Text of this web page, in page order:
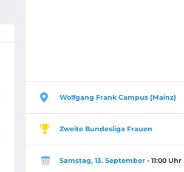
Wolfgang Frank Campus (Mainz)
Zweite Bundesliga Frauen
Samstag, 13. September- 11:00 Uhr